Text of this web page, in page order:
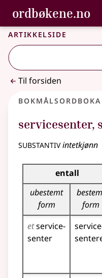
Gå til
Tilgjengelighet
ordbøkene.no,
Bokmålsordboka og
Artikkelside
Til forsiden
Bokmålsordboka
servicesenter,
substantivintetkjønn
Bøyingstabell for
entall
ubestemt
form
form
etservice­
senter